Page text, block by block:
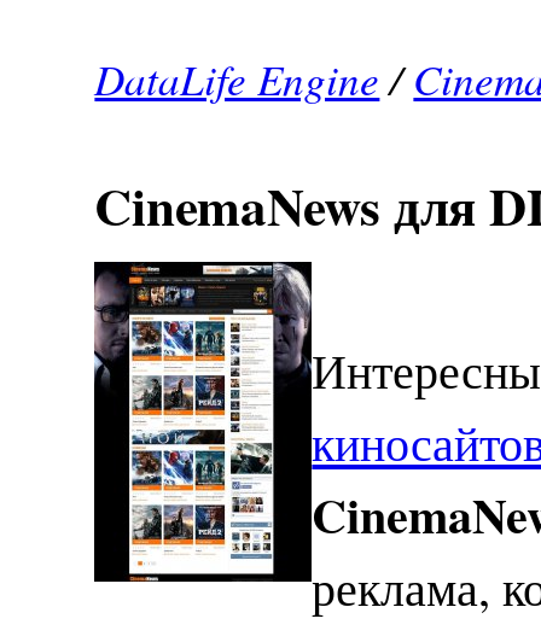
DataLife Engine/
CinemaNews для
реклама,